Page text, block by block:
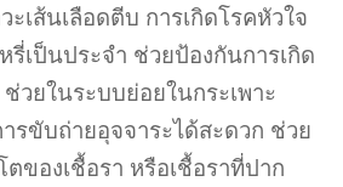
ะเส้นเลือดตีบ การเกิดโรคหัวใจ
เป็นประจำ ช่วยป้องกันการเกิด
วยในระบบย่อยในกระเพาะ
รขับถ่ายอุจจาระได้สะดวก ช่วย
ตของเชื้อรา หรือเชื้อราที่ปาก